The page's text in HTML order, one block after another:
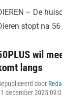
– De
stopt na
wil
langs
door
december 2025